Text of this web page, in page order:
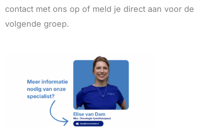
contact met ons op of meld je direct aan voor de
volgende groep.